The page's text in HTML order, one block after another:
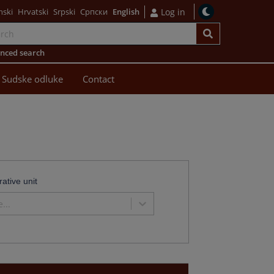
Hrvatski Srpski Српски English Log in
search
Sudske odluke Contact
unit